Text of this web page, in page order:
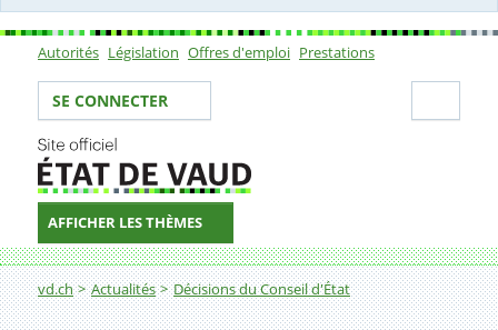
Sous-navigation
Autorités Législation Offres d'emploi Prestations
Votre identité
SE CONNECTER
AFFICHER LES THÈMES
Fil d'Ariane
vd.ch Actualités Décisions du Conseil d'État